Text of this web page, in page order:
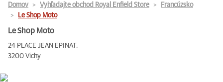
Domov Vyhľadajte obchod Royal Enfield Store
Francúzsko
Le Shop Moto
Le Shop Moto
24 PLACE JEAN EPINAT,
3200 Vichy